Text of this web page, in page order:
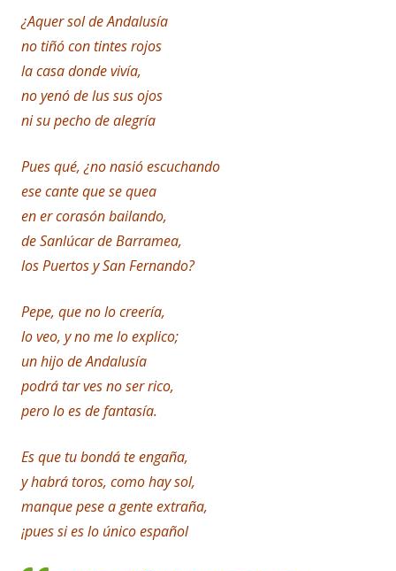
¿Aquer sol de Andalusía
no tiñó con tintes rojos
la casa donde vivía,
no yenó de lus sus ojos
ni su pecho de alegría
Pues qué, ¿no nasió escuchando
ese cante que se quea
en er corasón bailando,
de Sanlúcar de Barramea,
los Puertos y San Fernando?
Pepe, que no lo creería,
lo veo, y no me lo explico;
un hijo de Andalusía
podrá tar ves no ser rico,
pero lo es de fantasía.
Es que tu bondá te engaña,
y habrá toros, como hay sol,
manque pese a gente extraña,
¡pues si es lo único español